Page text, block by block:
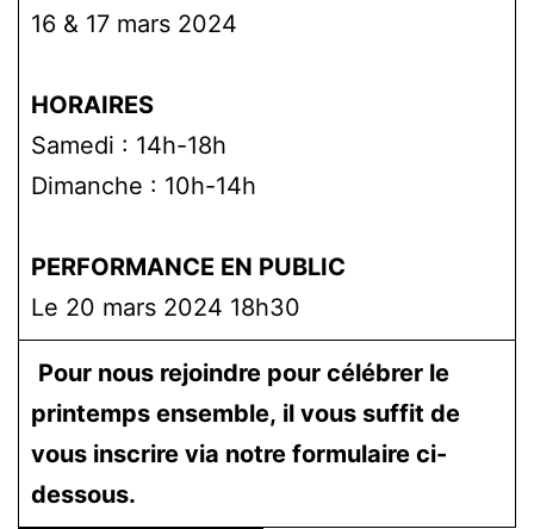
16 & 17 mars 2024
HORAIRES
Samedi : 14h-18h
Dimanche : 10h-14h
PERFORMANCE EN PUBLIC
Le 20 mars 2024 18h30
Pour nous rejoindre pour célébrer le
printemps ensemble, il vous suffit de
vous inscrire via notre formulaire ci-
dessous.